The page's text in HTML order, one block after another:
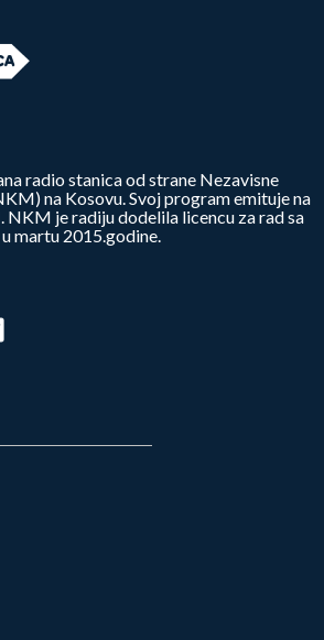
radio stanica od strane Nezavisne
na Kosovu. Svoj program emituje na
je radiju dodelila licencu za rad sa
martu 2015.godine.